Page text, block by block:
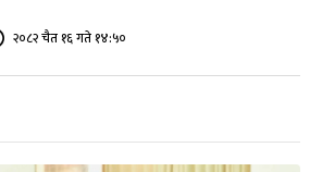
२०८२ चैत १६ गते १४:५०